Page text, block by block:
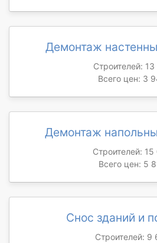
Демонтаж
Строителей: 13
Всего цен: 3
Демонтаж
Строителей: 15
Всего цен: 5
Снос зданий и
Строителей: 9